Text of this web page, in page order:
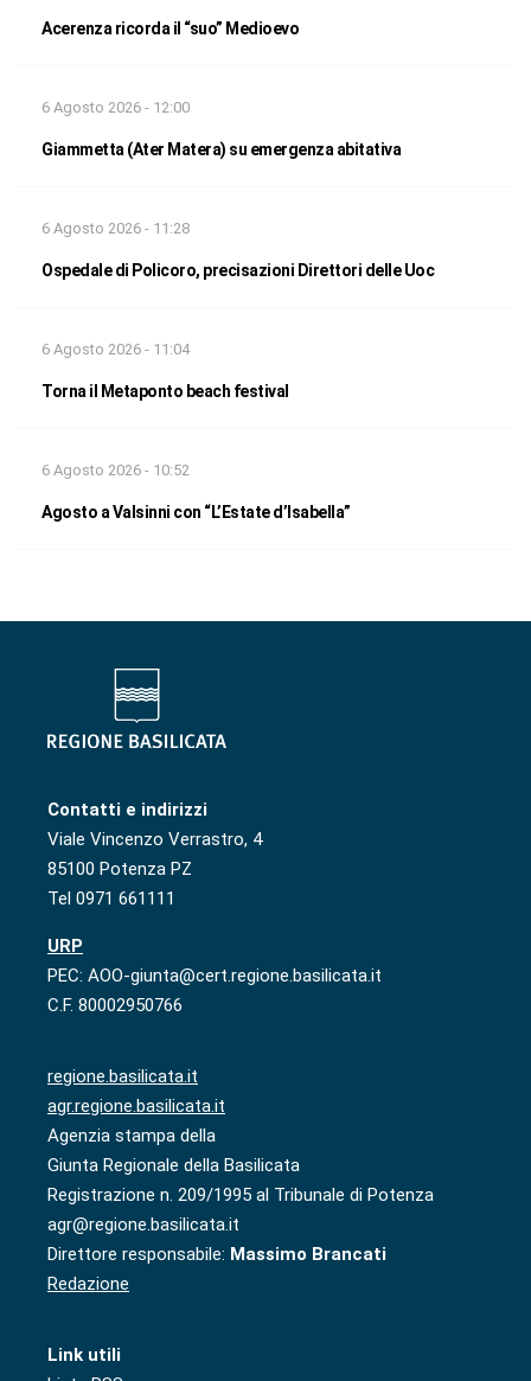
Acerenza ricorda il “suo” Medioevo
6 Agosto 2026 - 12:00
Giammetta (Ater Matera) su emergenza abitativa
6 Agosto 2026 - 11:28
Ospedale di Policoro, precisazioni Direttori delle Uoc
6 Agosto 2026 - 11:04
Torna il Metaponto beach festival
6 Agosto 2026 - 10:52
Agosto a Valsinni con “L’Estate d’Isabella”
Contatti e indirizzi
Viale Vincenzo Verrastro, 4
85100 Potenza PZ
Tel 0971 661111
URP
PEC: AOO-giunta@cert.regione.basilicata.it
C.F. 80002950766
regione.basilicata.it
agr.regione.basilicata.it
Agenzia stampa della
Giunta Regionale della Basilicata
Registrazione n. 209/1995 al Tribunale di Potenza
agr@regione.basilicata.it
Direttore responsabile: Massimo Brancati
Redazione
Link utili